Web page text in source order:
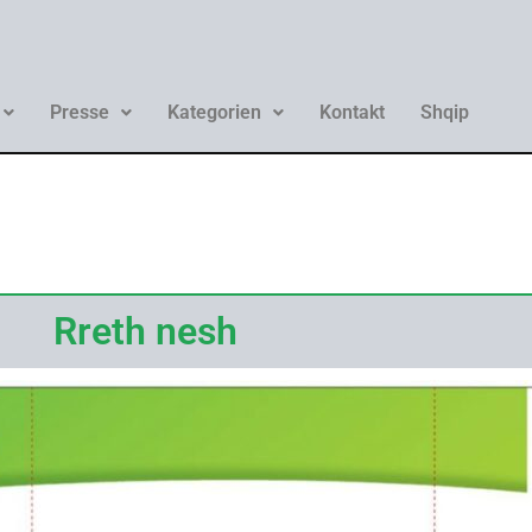
Presse Kategorien Kontakt Shqip
Rreth nesh